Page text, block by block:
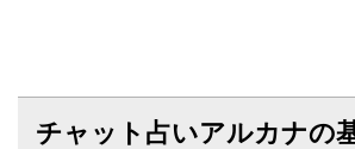
チャット占いアルカナの